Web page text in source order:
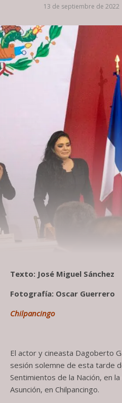
13 de septiembre de 2022
Texto: José Miguel Sánchez
Fotografía: Oscar Guerrero
Chilpancingo
El actor y cineasta Dagoberto
sesión solemne de esta tarde
Sentimientos de la Nación, en
Asunción, en Chilpancingo.